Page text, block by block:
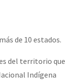
de 10 estados.
del territorio que
Indígena